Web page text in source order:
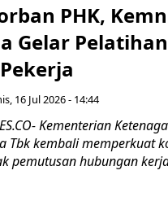
PHK,
Gelar
16 Jul 2026 - 14:44
Kementerian
Tbk kembali memperkuat
pemutusan hubungan